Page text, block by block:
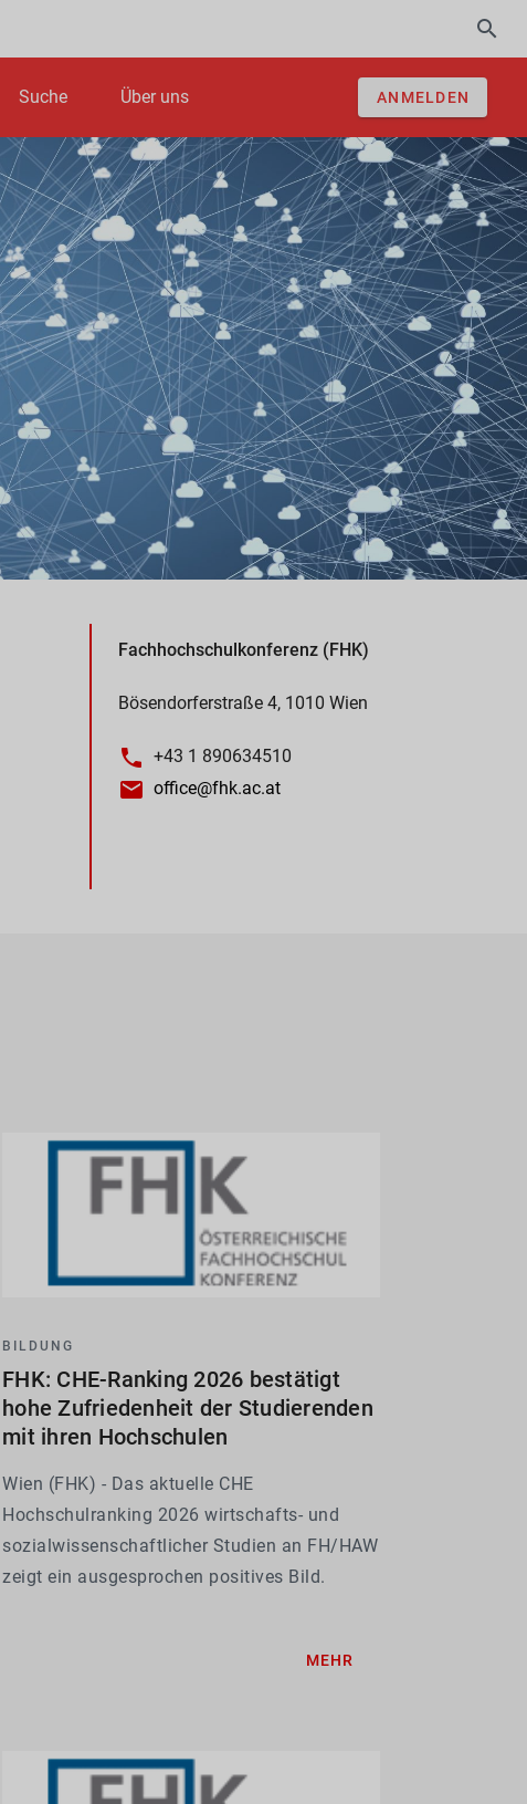
Suche Über uns ANMELDEN
Fachhochschulkonferenz (FHK)
Bösendorferstraße 4, 1010 Wien
+43 1 890634510
office@fhk.ac.at
BILDUNG
FHK: CHE-Ranking 2026 bestätigt
hohe Zufriedenheit der Studierenden
mit ihren Hochschulen
Wien (FHK) - Das aktuelle CHE
Hochschulranking 2026 wirtschafts- und
sozialwissenschaftlicher Studien an FH/HAW
zeigt ein ausgesprochen positives Bild.
Qualitätsdimensionen des Studiums.MEHR